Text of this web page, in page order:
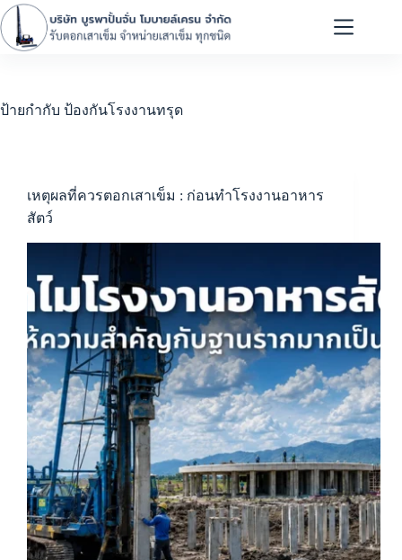
ป้ายกำกับ ป้องกันโรงงานทรุด
เหตุผลที่ควรตอกเสาเข็ม : ก่อนทำโรงงานอาหาร
สัตว์